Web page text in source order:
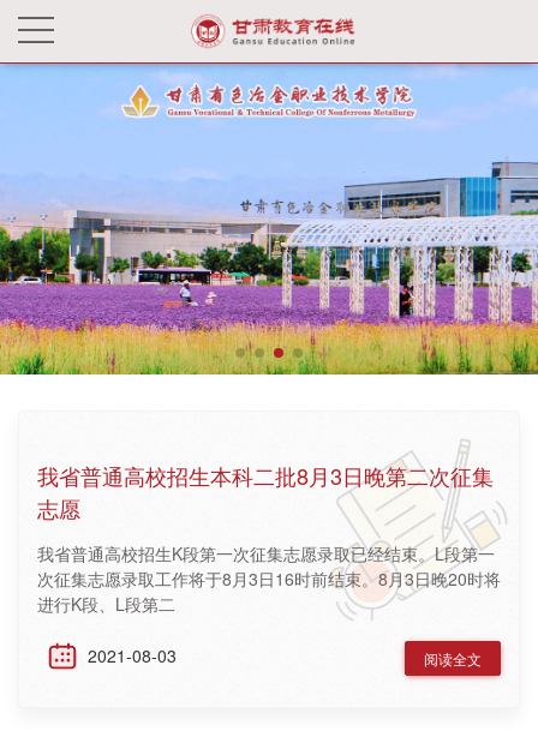
我省普通高校招生本科二批8月3日晚第二次征集
志愿
我省普通高校招生K段第一次征集志愿录取已经结束。L段第一
次征集志愿录取工作将于8月3日16时前结束。8月3日晚20时将
进行K段、L段第二
2021-08-03 阅读全文